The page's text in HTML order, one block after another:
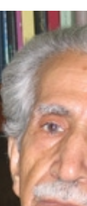
عمق
تهران خوش
!
نوبت